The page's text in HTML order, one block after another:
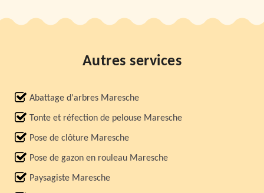
Autres services
Abattage d'arbres Maresche
Tonte et réfection de pelouse Maresche
Pose de clôture Maresche
Pose de gazon en rouleau Maresche
Paysagiste Maresche